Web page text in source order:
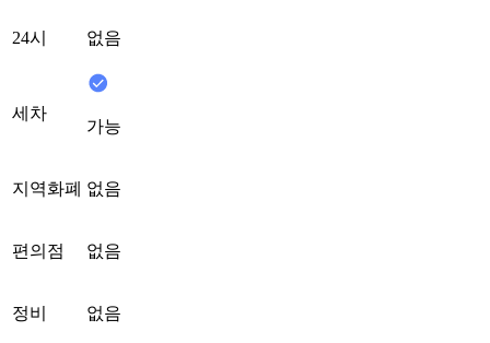
24시 없음
세차
가능
지역화폐 없음
편의점 없음
정비 없음